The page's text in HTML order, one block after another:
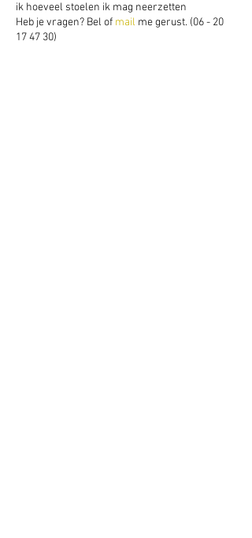
ik hoeveel stoelen ik mag neerzetten
Heb je vragen? Bel of mail me gerust. (06 - 20
17 47 30)